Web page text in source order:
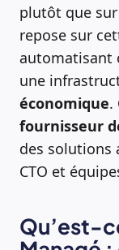
plutôt que
repose sur
automatisant
une
économique.
fournisseur
des solutions
CTO et
Qu’est-